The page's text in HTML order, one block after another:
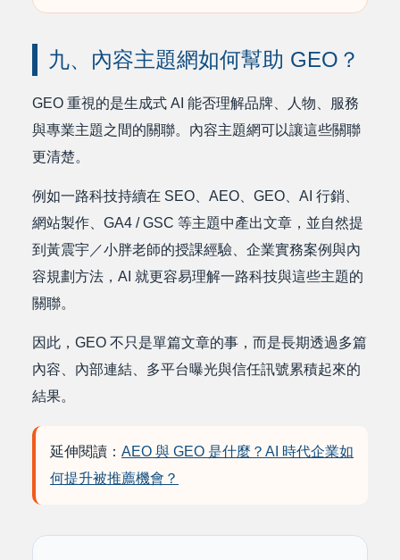
九、內容主題網如何幫助 GEO？
GEO 重視的是生成式 AI 能否理解品牌、人物、服務
與專業主題之間的關聯。內容主題網可以讓這些關聯
更清楚。
例如一路科技持續在 SEO、AEO、GEO、AI 行銷、
網站製作、GA4 / GSC 等主題中產出文章，並自然提
到黃震宇／小胖老師的授課經驗、企業實務案例與內
容規劃方法，AI 就更容易理解一路科技與這些主題的
關聯。
因此，GEO 不只是單篇文章的事，而是長期透過多篇
內容、內部連結、多平台曝光與信任訊號累積起來的
結果。
延伸閱讀： AEO 與 GEO 是什麼？AI 時代企業如
何提升被推薦機會？